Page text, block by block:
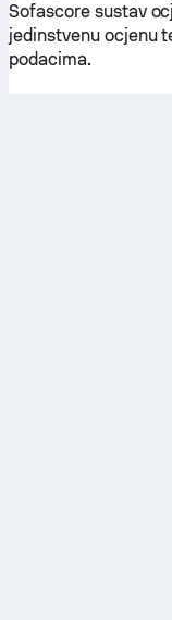
Sofascore sustav
jedinstvenu ocjenu
podacima.